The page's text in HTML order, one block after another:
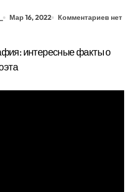
Мар 16, 2022 Комментариев нет